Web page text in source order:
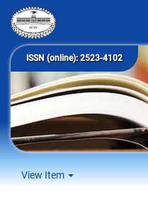
ISSN (online): 2523-4102
View Item